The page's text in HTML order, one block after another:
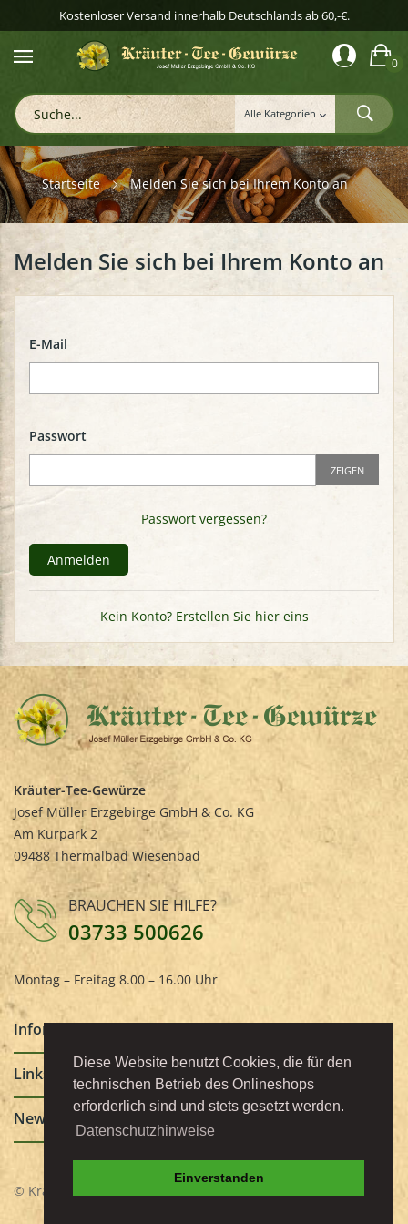
Diese Website benutzt Cookies, die für den
technischen Betrieb des Onlineshops
erforderlich sind und stets gesetzt werden.
Datenschutzhinweise
Einverstanden
Kostenloser Versand innerhalb Deutschlands ab 60,-€.
0
Startseite Melden Sie sich bei Ihrem Konto an
Melden Sie sich bei Ihrem Konto an
E-Mail
Passwort
ZEIGEN
Passwort vergessen?
Anmelden
Kein Konto? Erstellen Sie hier eins
Kräuter-Tee-Gewürze
Josef Müller Erzgebirge GmbH & Co. KG
Am Kurpark 2
09488 Thermalbad Wiesenbad
BRAUCHEN SIE HILFE?
03733 500626
Montag – Freitag 8.00 – 16.00 Uhr
Informationen keyboard_arrow_down
Links
Newsletter
© Kräuter-Tee-Gewürze Onlineshop